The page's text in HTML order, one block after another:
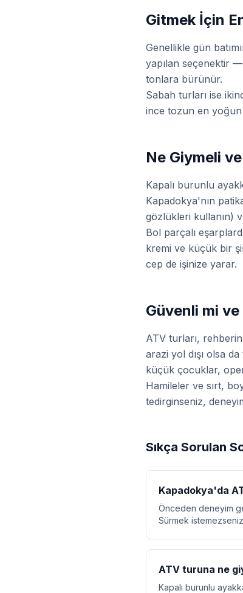
Gitmek İçin
Genellikle gün
yapılan seçenektir —
tonlara bürünür.
Sabah turları ise
ince tozun en yoğun
Ne Giymeli ve
Kapalı burunlu
Kapadokya'nın
gözlükleri kullanın)
Bol parçalı
kremi ve küçük bir
cep de işinize yarar.
Güvenli mi ve
ATV turları,
arazi yol dışı olsa
küçük çocuklar,
Hamileler ve sırt,
tedirginseniz,
Sıkça Sorulan
Kapadokya'da
Önceden deneyim
Sürmek
ATV turuna ne
Kapalı burunlu